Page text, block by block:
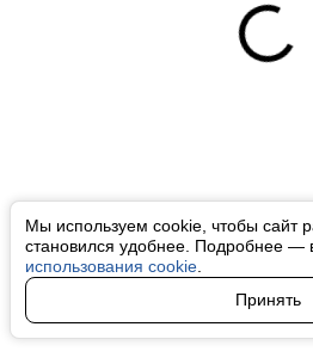
Мы используем cookie, чтобы сайт
становился удобнее. Подробнее —
использования cookie
Принять